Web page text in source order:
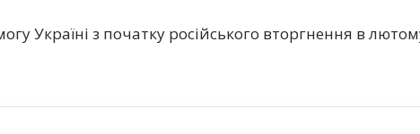
Україні з початку російського вторгнення в